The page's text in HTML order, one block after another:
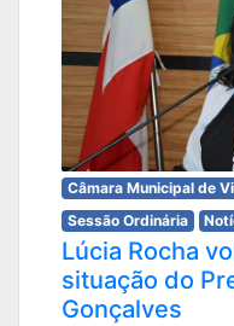
Câmara Municipal de
Sessão Ordinária
Lúcia Rocha
situação do
Gonçalves